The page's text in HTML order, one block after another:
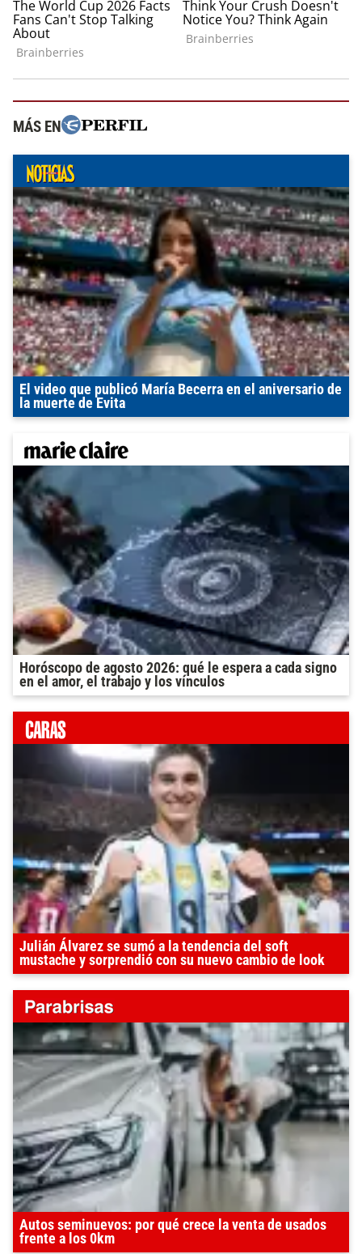
MÁS EN
El video que publicó María Becerra en el aniversario de
la muerte de Evita
Horóscopo de agosto 2026: qué le espera a cada signo
en el amor, el trabajo y los vínculos
Julián Álvarez se sumó a la tendencia del soft
mustache y sorprendió con su nuevo cambio de look
Autos seminuevos: por qué crece la venta de usados
frente a los 0km